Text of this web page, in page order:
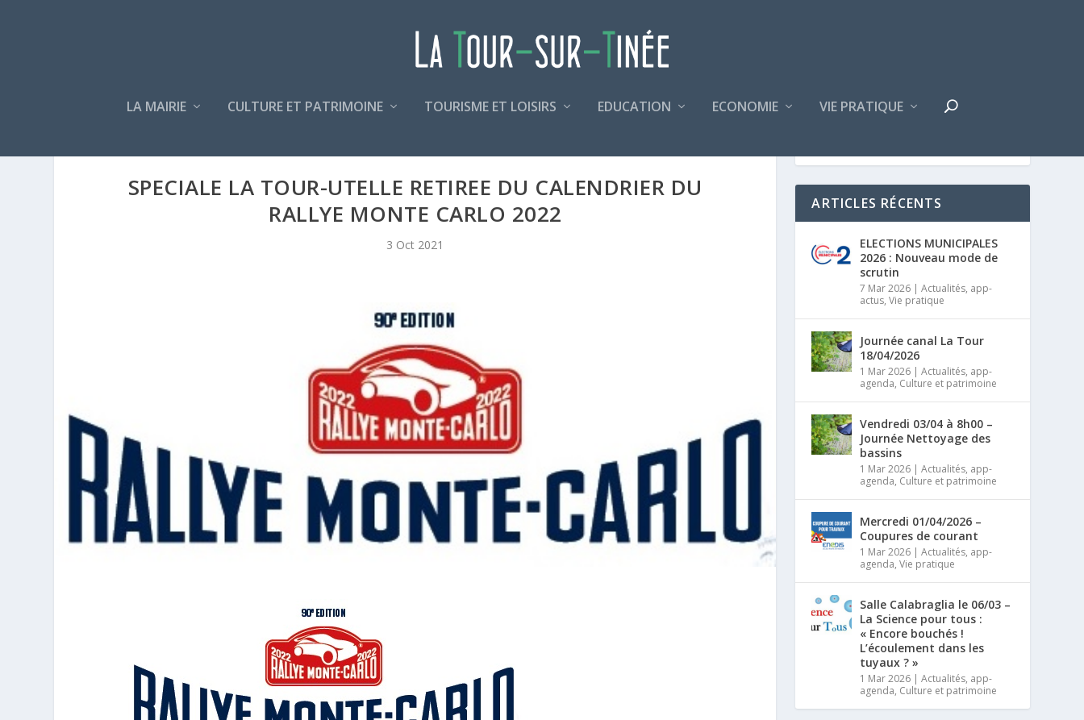
LA MAIRIE CULTURE ET PATRIMOINE TOURISME ET LOISIRS EDUCATION ECONOMIE VIE PRATIQUE
SPECIALE LA TOUR-UTELLE RETIREE DU CALENDRIER DU
RALLYE MONTE CARLO 2022
3 Oct 2021
ARTICLES RÉCENTS
ELECTIONS MUNICIPALES
2026 : Nouveau mode de
scrutin
7 Mar 2026 |Actualités, app-
actus,Vie pratique
Journée canal La Tour
18/04/2026
1 Mar 2026 |Actualités, app-
agenda, Culture et patrimoine
Vendredi 03/04 à 8h00 –
Journée Nettoyage des
bassins
1 Mar 2026 |Actualités, app-
agenda, Culture et patrimoine
Mercredi 01/04/2026 –
Coupures de courant
1 Mar 2026 |Actualités, app-
agenda,Vie pratique
Salle Calabraglia le 06/03 –
La Science pour tous :
« Encore bouchés !
L’écoulement dans les
tuyaux ? »
1 Mar 2026 |Actualités, app-
agenda, Culture et patrimoine